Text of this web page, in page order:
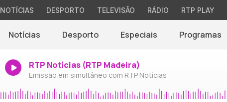
NOTÍCIAS DESPORTO TELEVISÃO RÁDIO RTP PLAY
Notícias Desporto Especiais Programas
RTP Notícias (RTP Madeira)
Emissão em simultâneo com RTP Notícias